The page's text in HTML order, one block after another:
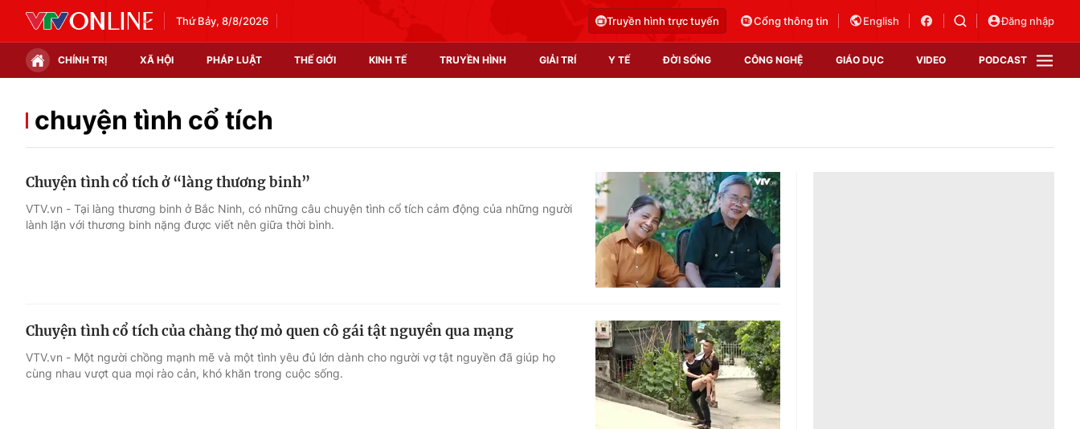
Thứ Bảy, 8/8/2026 Truyền hình trực tuyến Cổng thông tin English Đăng nhập
CHÍNH TRỊ XÃ HỘI PHÁP LUẬT THẾ GIỚI KINH TẾ TRUYỀN HÌNH GIẢI TRÍ Y TẾ ĐỜI SỐNG CÔNG NGHỆ GIÁO DỤC VIDEO PODCAST
Chính trị Xã hội
Thế giới đó đây
Thị trường
Giải sao mai
Video
Shorts video
Podcast
EMagazine
Photo
Infographic
Góc ảnh
VTV Sức khoẻ
chuyện tình cổ tích
Chuyện tình cổ tích ở “làng thương binh”
VTV.vn - Tại làng thương binh ở Bắc Ninh, có những câu chuyện tình cổ tích cảm động của những người
lành lặn với thương binh nặng được viết nên giữa thời bình.
Chuyện tình cổ tích của chàng thợ mỏ quen cô gái tật nguyền qua mạng
VTV.vn - Một người chồng mạnh mẽ và một tình yêu đủ lớn dành cho người vợ tật nguyền đã giúp họ
cùng nhau vượt qua mọi rào cản, khó khăn trong cuộc sống.